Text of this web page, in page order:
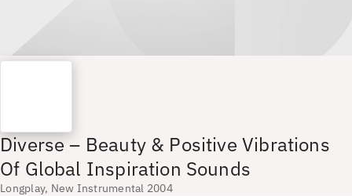
Diverse – Beauty & Positive Vibrations
Of Global Inspiration Sounds
Longplay, New Instrumental 2004